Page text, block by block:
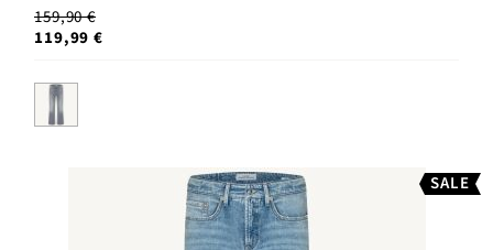
159,90 €
119,99 €
SALE